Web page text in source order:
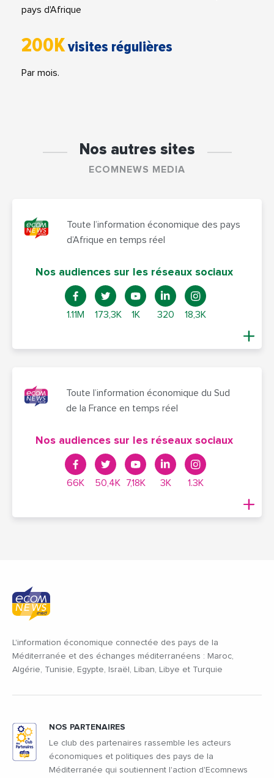
pays d'Afrique
200Kvisites régulières
Par mois.
Nos autres sites
ECOMNEWS MEDIA
Toute l’information économique des pays
d’Afrique en temps réel
Nos audiences sur les réseaux sociaux
1.11M 173,3K 1K 320 18,3K
Toute l’information économique du Sud
de la France en temps réel
Nos audiences sur les réseaux sociaux
66K 50,4K 7,18K 3K 1.3K
L'information économique connectée des pays de la
Méditerranée et des échanges méditerranéens : Maroc,
Algérie, Tunisie, Egypte, Israël, Liban, Libye et Turquie
NOS PARTENAIRES
Le club des partenaires rassemble les acteurs
économiques et politiques des pays de la
Méditerranée qui soutiennent l'action d'Ecomnews